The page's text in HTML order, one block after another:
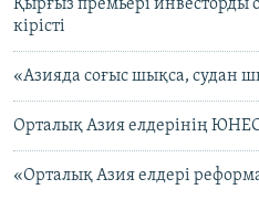
Қырғыз премьері инвесторды
кірісті
«Азияда соғыс шықса, судан
Орталық Азия елдерінің
«Орталық Азия елдері